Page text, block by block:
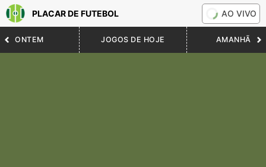
PLACAR DE FUTEBOL AO VIVO
ONTEM JOGOS DE HOJE AMANHÃ